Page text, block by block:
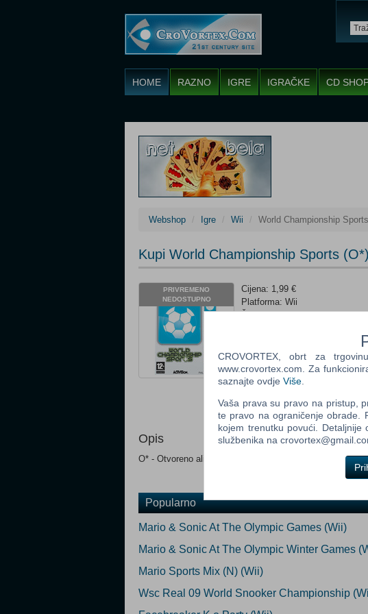
HOME RAZNO IGRE IGRAČKE CD
Webshop Igre Wii World Championship
Kupi World Championship Sports
PRIVREMENO
NEDOSTUPNO
Cijena: 1,99 €
Platforma: Wii
Žanr: Sport
Ocijeni
Obavijesti me kada proizvod
Opis
O* - Otvoreno ali novo, nekorišteno.
Popularno
Mario & Sonic At The Olympic Games (Wii)
Mario & Sonic At The Olympic Winter Games
Mario Sports Mix (N) (Wii)
Wsc Real 09 World Snooker Championship
CROVORTEX, obrt za
www.crovortex.com. Za
saznajte ovdje Više
Vaša prava su pravo na pristup,
te pravo na ograničenje obrade.
kojem trenutku povući.
službenika na